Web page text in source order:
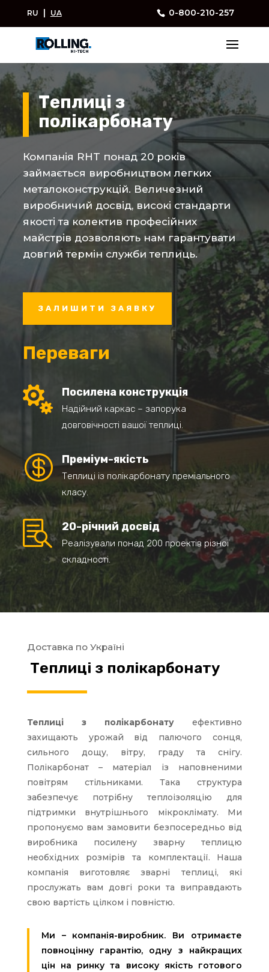
RU | UA 0-800-210-257
Теплиці з
полікарбонату
Компанія RHT понад 20 років
займається виробництвом легких
металоконструкцій. Величезний
виробничий досвід, високі стандарти
якості та колектив професійних
майстрів дозволяють нам гарантувати
довгий термін служби теплиць.
ЗАЛИШИТИ ЗАЯВКУ
Переваги
 Посилена конструкція
Надійний каркас – запорука
довговічності вашої теплиці.
 Преміум-якість
Теплиці із полікарбонату преміального
класу.
 20-річний досвід
Реалізували понад 200 проектів різної
складності.
Доставка по Україні
Теплиці з полікарбонату
Теплиці з полікарбонату ефективно
захищають урожай від палючого сонця,
сильного дощу, вітру, граду та снігу.
Полікарбонат – матеріал із наповненими
повітрям стільниками. Така структура
забезпечує потрібну теплоізоляцію для
підтримки внутрішнього мікроклімату. Ми
пропонуємо вам замовити безпосередньо від
виробника посилену зварну теплицю
необхідних розмірів та комплектації. Наша
компанія виготовляє зварні теплиці, які
прослужать вам довгі роки та виправдають
свою вартість цілком і повністю.
Ми – компанія-виробник. Ви отримаєте
повноцінну гарантію, одну з найкращих
цін на ринку та високу якість готового